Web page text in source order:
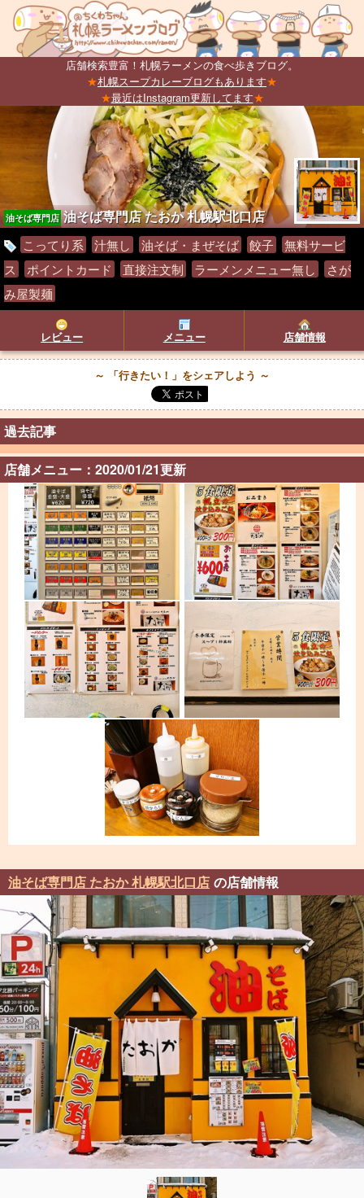
店舗検索豊富！札幌ラーメンの食べ歩きブログ。
★札幌スープカレーブログもあります★
★最近はInstagram更新してます★
油そば専門店 油そば専門店 たおか 札幌駅北口店
こってり系 汁無し 油そば・まぜそば 餃子
無料サービ
ス
ポイントカード 直接注文制 ラーメンメニュー無し
さが
み屋製麺
レビュー メニュー 店舗情報
～ 「行きたい！」をシェアしよう ～
過去記事
店舗メニュー：2020/01/21更新
油そば専門店 たおか 札幌駅北口店 の店舗情報